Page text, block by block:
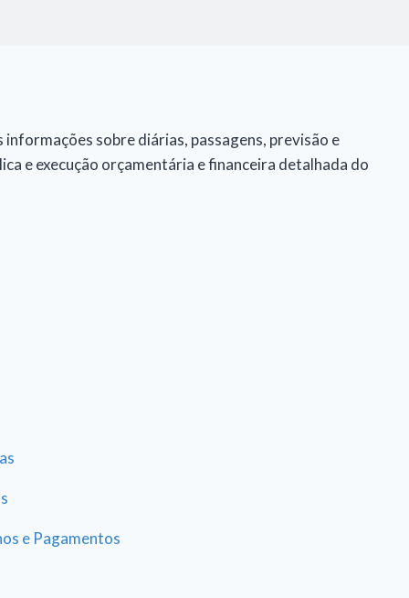
sobre diárias, passagens, previsão e
e execução orçamentária e financeira detalhada do
e Pagamentos